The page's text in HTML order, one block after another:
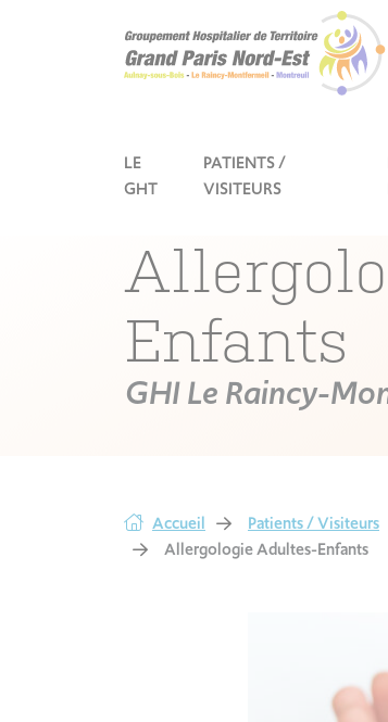
LE
GHT
PATIENTS /
VISITEURS
Enfants
GHI Le Raincy-
Accueil Patients / Visiteurs
Allergologie Adultes-Enfants